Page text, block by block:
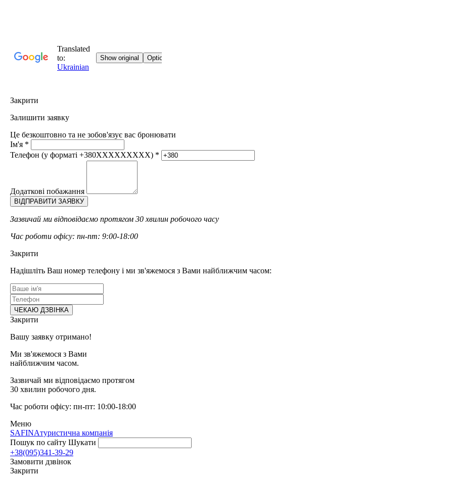
Закрити
Залишити заявку
Це безкоштовно та не зобов'язує вас бронювати
Ім'я *
Телефон (у форматі +380XXXXXXXXX) *
Додаткові побажання
Зазвичай ми відповідаємо протягом 30 хвилин робочого часу
Час роботи офісу: пн-пт: 9:00-18:00
Закрити
Надішліть Ваш номер телефону і ми зв'яжемося з Вами найближчим часом:
Закрити
Вашу заявку отримано!
Ми зв'яжемося з Вами
найближчим часом.
Зазвичай ми відповідаємо протягом
30 хвилин робочого дня.
Час роботи офісу: пн-пт: 10:00-18:00
Меню
SAFINAтуристична компанія
Пошук по сайту Шукати
+38(095)341-39-29
Замовити дзвінок
Закрити